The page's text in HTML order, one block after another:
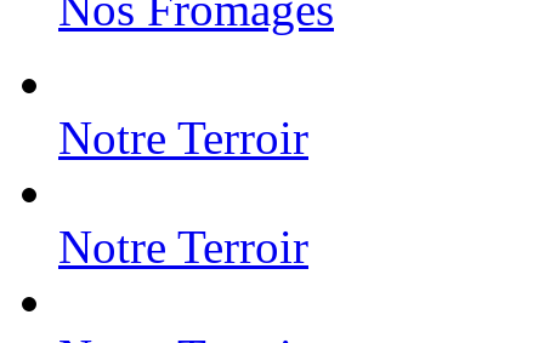
Notre Terroir
Notre Terroir